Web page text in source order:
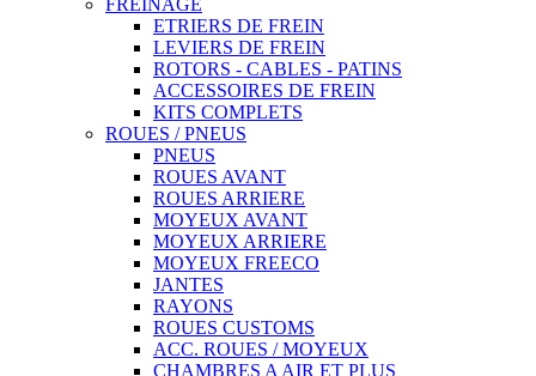
FREINAGE
ETRIERS DE FREIN
LEVIERS DE FREIN
ROTORS - CABLES - PATINS
ACCESSOIRES DE FREIN
KITS COMPLETS
ROUES / PNEUS
PNEUS
ROUES AVANT
ROUES ARRIERE
MOYEUX AVANT
MOYEUX ARRIERE
MOYEUX FREECO
JANTES
RAYONS
ROUES CUSTOMS
ACC. ROUES / MOYEUX
CHAMBRES A AIR ET PLUS